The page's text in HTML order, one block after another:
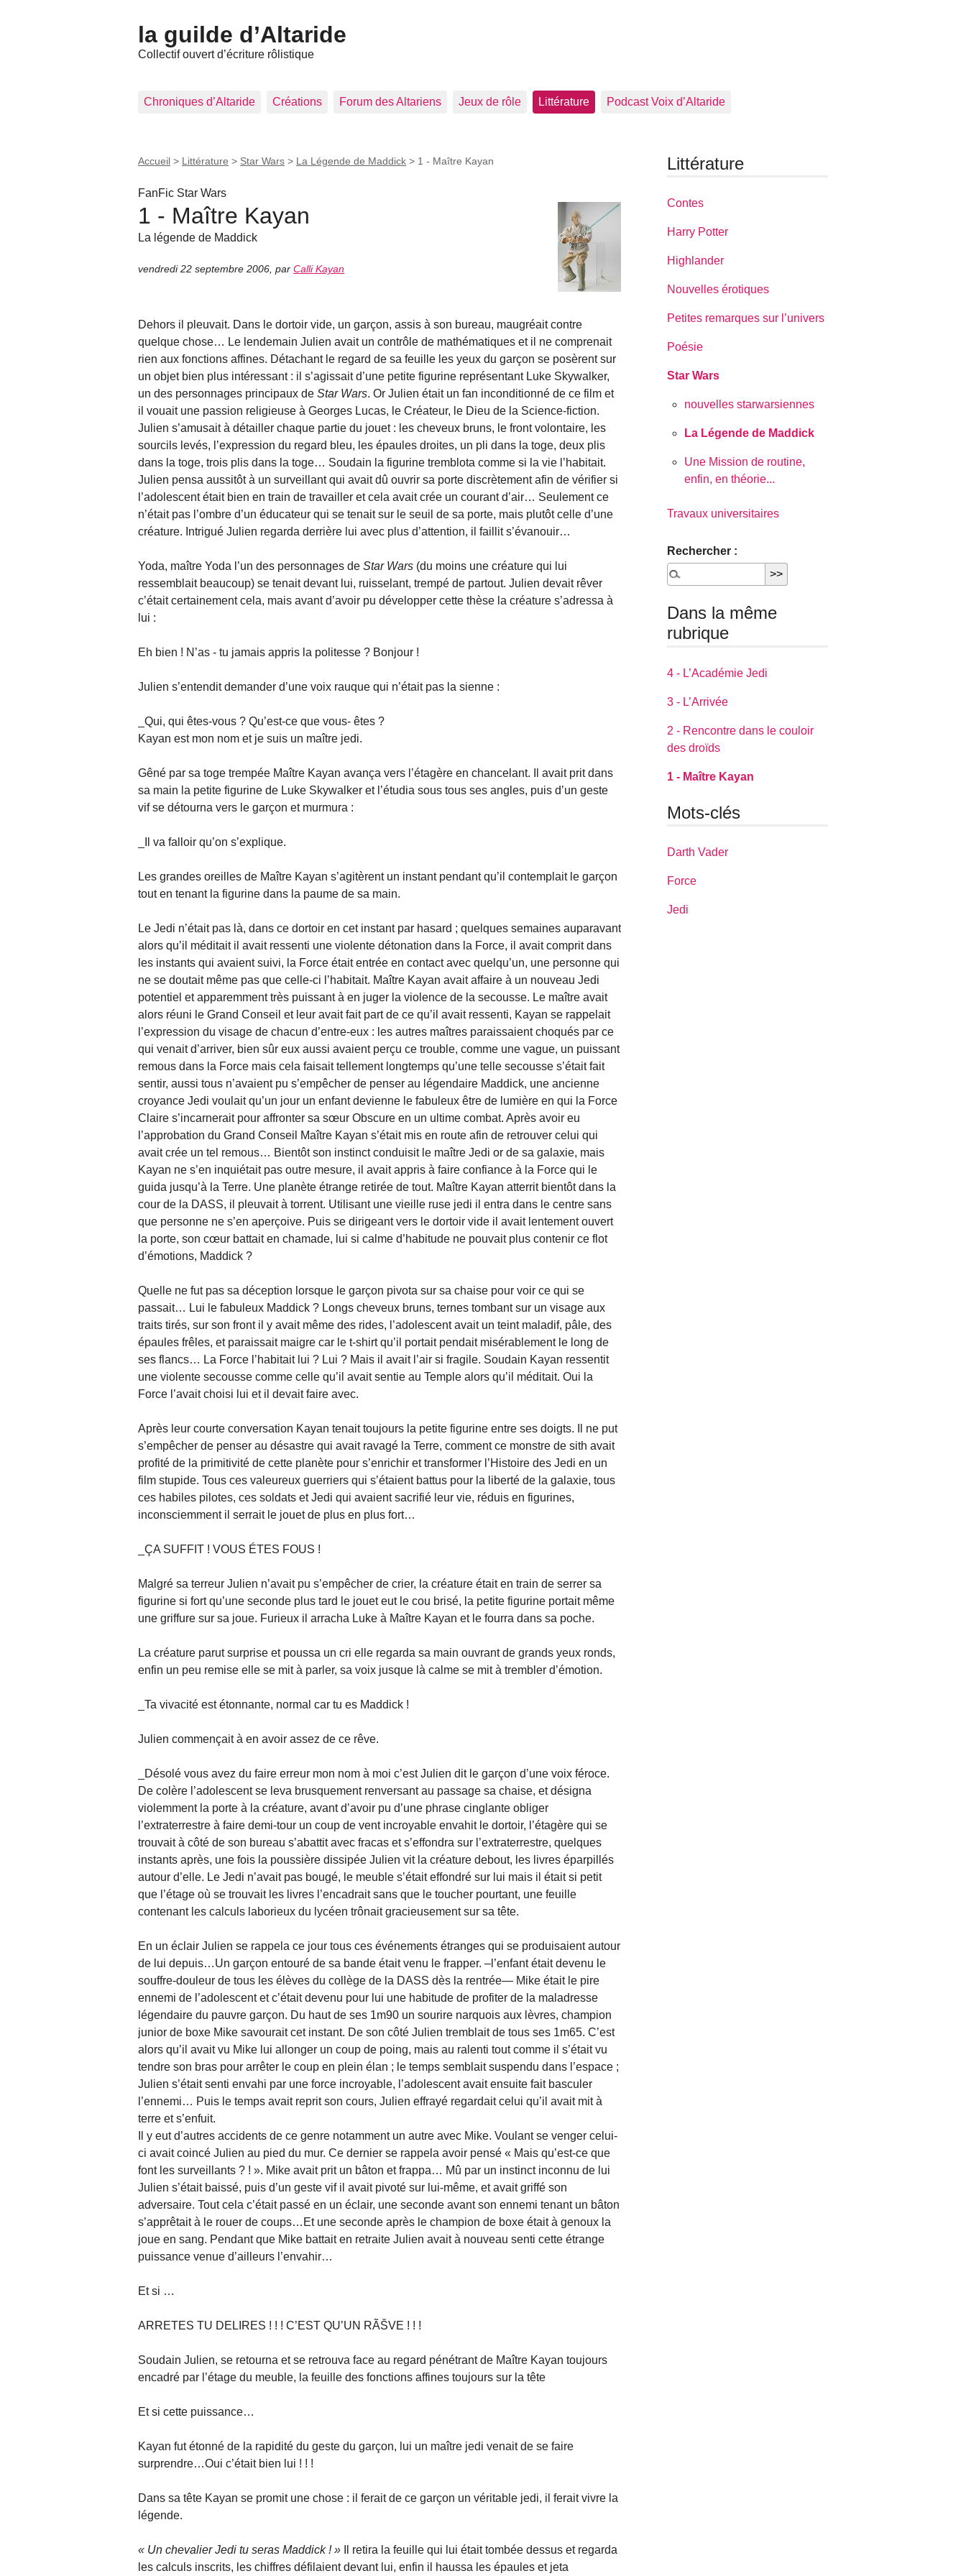
la guilde d’Altaride
Collectif ouvert d’écriture rôlistique
Chroniques d’Altaride Créations Forum des Altariens Jeux de rôle Littérature Podcast Voix d’Altaride
Accueil > Littérature > Star Wars > La Légende de Maddick > 1 - Maître Kayan
FanFic Star Wars
1 - Maître Kayan
La légende de Maddick
vendredi 22 septembre 2006 par Calli Kayan
Dehors il pleuvait. Dans le dortoir vide, un garçon, assis à son bureau, maugréait contre
quelque chose… Le lendemain Julien avait un contrôle de mathématiques et il ne comprenait
rien aux fonctions affines. Détachant le regard de sa feuille les yeux du garçon se posèrent sur
un objet bien plus intéressant : il s’agissait d’une petite figurine représentant Luke Skywalker,
un des personnages principaux de Star Wars. Or Julien était un fan inconditionné de ce film et
il vouait une passion religieuse à Georges Lucas, le Créateur, le Dieu de la Science-fiction.
Julien s’amusait à détailler chaque partie du jouet : les cheveux bruns, le front volontaire, les
sourcils levés, l’expression du regard bleu, les épaules droites, un pli dans la toge, deux plis
dans la toge, trois plis dans la toge… Soudain la figurine tremblota comme si la vie l’habitait.
Julien pensa aussitôt à un surveillant qui avait dû ouvrir sa porte discrètement afin de vérifier si
l’adolescent était bien en train de travailler et cela avait crée un courant d’air… Seulement ce
n’était pas l’ombre d’un éducateur qui se tenait sur le seuil de sa porte, mais plutôt celle d’une
créature. Intrigué Julien regarda derrière lui avec plus d’attention, il faillit s’évanouir…
Yoda, maître Yoda l’un des personnages de Star Wars (du moins une créature qui lui
ressemblait beaucoup) se tenait devant lui, ruisselant, trempé de partout. Julien devait rêver
c’était certainement cela, mais avant d’avoir pu développer cette thèse la créature s’adressa à
lui :
Eh bien ! N’as - tu jamais appris la politesse ? Bonjour !
Julien s’entendit demander d’une voix rauque qui n’était pas la sienne :
_Qui, qui êtes-vous ? Qu’est-ce que vous- êtes ?
Kayan est mon nom et je suis un maître jedi.
Gêné par sa toge trempée Maître Kayan avança vers l’étagère en chancelant. Il avait prit dans
sa main la petite figurine de Luke Skywalker et l’étudia sous tous ses angles, puis d’un geste
vif se détourna vers le garçon et murmura :
_Il va falloir qu’on s’explique.
Les grandes oreilles de Maître Kayan s’agitèrent un instant pendant qu’il contemplait le garçon
tout en tenant la figurine dans la paume de sa main.
Le Jedi n’était pas là, dans ce dortoir en cet instant par hasard ; quelques semaines auparavant
alors qu’il méditait il avait ressenti une violente détonation dans la Force, il avait comprit dans
les instants qui avaient suivi, la Force était entrée en contact avec quelqu’un, une personne qui
ne se doutait même pas que celle-ci l’habitait. Maître Kayan avait affaire à un nouveau Jedi
potentiel et apparemment très puissant à en juger la violence de la secousse. Le maître avait
alors réuni le Grand Conseil et leur avait fait part de ce qu’il avait ressenti, Kayan se rappelait
l’expression du visage de chacun d’entre-eux : les autres maîtres paraissaient choqués par ce
qui venait d’arriver, bien sûr eux aussi avaient perçu ce trouble, comme une vague, un puissant
remous dans la Force mais cela faisait tellement longtemps qu’une telle secousse s’était fait
sentir, aussi tous n’avaient pu s’empêcher de penser au légendaire Maddick, une ancienne
croyance Jedi voulait qu’un jour un enfant devienne le fabuleux être de lumière en qui la Force
Claire s’incarnerait pour affronter sa sœur Obscure en un ultime combat. Après avoir eu
l’approbation du Grand Conseil Maître Kayan s’était mis en route afin de retrouver celui qui
avait crée un tel remous… Bientôt son instinct conduisit le maître Jedi or de sa galaxie, mais
Kayan ne s’en inquiétait pas outre mesure, il avait appris à faire confiance à la Force qui le
guida jusqu’à la Terre. Une planète étrange retirée de tout. Maître Kayan atterrit bientôt dans la
cour de la DASS, il pleuvait à torrent. Utilisant une vieille ruse jedi il entra dans le centre sans
que personne ne s’en aperçoive. Puis se dirigeant vers le dortoir vide il avait lentement ouvert
la porte, son cœur battait en chamade, lui si calme d’habitude ne pouvait plus contenir ce flot
d’émotions, Maddick ?
Quelle ne fut pas sa déception lorsque le garçon pivota sur sa chaise pour voir ce qui se
passait… Lui le fabuleux Maddick ? Longs cheveux bruns, ternes tombant sur un visage aux
traits tirés, sur son front il y avait même des rides, l’adolescent avait un teint maladif, pâle, des
épaules frêles, et paraissait maigre car le t-shirt qu’il portait pendait misérablement le long de
ses flancs… La Force l’habitait lui ? Lui ? Mais il avait l’air si fragile. Soudain Kayan ressentit
une violente secousse comme celle qu’il avait sentie au Temple alors qu’il méditait. Oui la
Force l’avait choisi lui et il devait faire avec.
Après leur courte conversation Kayan tenait toujours la petite figurine entre ses doigts. Il ne put
s’empêcher de penser au désastre qui avait ravagé la Terre, comment ce monstre de sith avait
profité de la primitivité de cette planète pour s’enrichir et transformer l’Histoire des Jedi en un
film stupide. Tous ces valeureux guerriers qui s’étaient battus pour la liberté de la galaxie, tous
ces habiles pilotes, ces soldats et Jedi qui avaient sacrifié leur vie, réduis en figurines,
inconsciemment il serrait le jouet de plus en plus fort…
_ÇA SUFFIT ! VOUS ÉTES FOUS !
Malgré sa terreur Julien n’avait pu s’empêcher de crier, la créature était en train de serrer sa
figurine si fort qu’une seconde plus tard le jouet eut le cou brisé, la petite figurine portait même
une griffure sur sa joue. Furieux il arracha Luke à Maître Kayan et le fourra dans sa poche.
La créature parut surprise et poussa un cri elle regarda sa main ouvrant de grands yeux ronds,
enfin un peu remise elle se mit à parler, sa voix jusque là calme se mit à trembler d’émotion.
_Ta vivacité est étonnante, normal car tu es Maddick !
Julien commençait à en avoir assez de ce rêve.
_Désolé vous avez du faire erreur mon nom à moi c’est Julien dit le garçon d’une voix féroce.
De colère l’adolescent se leva brusquement renversant au passage sa chaise, et désigna
violemment la porte à la créature, avant d’avoir pu d’une phrase cinglante obliger
l’extraterrestre à faire demi-tour un coup de vent incroyable envahit le dortoir, l’étagère qui se
trouvait à côté de son bureau s’abattit avec fracas et s’effondra sur l’extraterrestre, quelques
instants après, une fois la poussière dissipée Julien vit la créature debout, les livres éparpillés
autour d’elle. Le Jedi n’avait pas bougé, le meuble s’était effondré sur lui mais il était si petit
que l’étage où se trouvait les livres l’encadrait sans que le toucher pourtant, une feuille
contenant les calculs laborieux du lycéen trônait gracieusement sur sa tête.
En un éclair Julien se rappela ce jour tous ces événements étranges qui se produisaient autour
de lui depuis…Un garçon entouré de sa bande était venu le frapper. –l’enfant était devenu le
souffre-douleur de tous les élèves du collège de la DASS dès la rentrée— Mike était le pire
ennemi de l’adolescent et c’était devenu pour lui une habitude de profiter de la maladresse
légendaire du pauvre garçon. Du haut de ses 1m90 un sourire narquois aux lèvres, champion
junior de boxe Mike savourait cet instant. De son côté Julien tremblait de tous ses 1m65. C’est
alors qu’il avait vu Mike lui allonger un coup de poing, mais au ralenti tout comme il s’était vu
tendre son bras pour arrêter le coup en plein élan ; le temps semblait suspendu dans l’espace ;
Julien s’était senti envahi par une force incroyable, l’adolescent avait ensuite fait basculer
l’ennemi… Puis le temps avait reprit son cours, Julien effrayé regardait celui qu’il avait mit à
terre et s’enfuit.
Il y eut d’autres accidents de ce genre notamment un autre avec Mike. Voulant se venger celui-
ci avait coincé Julien au pied du mur. Ce dernier se rappela avoir pensé « Mais qu’est-ce que
font les surveillants ? ! ». Mike avait prit un bâton et frappa… Mû par un instinct inconnu de lui
Julien s’était baissé, puis d’un geste vif il avait pivoté sur lui-même, et avait griffé son
adversaire. Tout cela c’était passé en un éclair, une seconde avant son ennemi tenant un bâton
s’apprêtait à le rouer de coups…Et une seconde après le champion de boxe était à genoux la
joue en sang. Pendant que Mike battait en retraite Julien avait à nouveau senti cette étrange
puissance venue d’ailleurs l’envahir…
Et si …
ARRETES TU DELIRES ! ! ! C’EST QU’UN RÃŠVE ! ! !
Soudain Julien, se retourna et se retrouva face au regard pénétrant de Maître Kayan toujours
encadré par l’étage du meuble, la feuille des fonctions affines toujours sur la tête
Et si cette puissance…
Kayan fut étonné de la rapidité du geste du garçon, lui un maître jedi venait de se faire
surprendre…Oui c’était bien lui ! ! !
Dans sa tête Kayan se promit une chose : il ferait de ce garçon un véritable jedi, il ferait vivre la
légende.
« Un chevalier Jedi tu seras Maddick ! » Il retira la feuille qui lui était tombée dessus et regarda
les calculs inscrits, les chiffres défilaient devant lui, enfin il haussa les épaules et jeta
Littérature
Contes
Harry Potter
Highlander
Nouvelles érotiques
Petites remarques sur l’univers
Poésie
Star Wars
nouvelles starwarsiennes
La Légende de Maddick
Une Mission de routine,
enfin, en théorie...
Travaux universitaires
Rechercher :
Dans la même
rubrique
4 - L’Académie Jedi
3 - L’Arrivée
2 - Rencontre dans le couloir
des droïds
1 - Maître Kayan
Mots-clés
Darth Vader
Force
Jedi